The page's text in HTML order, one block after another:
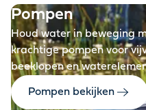
Pompen
Houd water in beweging
krachtige pompen voor
beeklopen en
Pompen bekijken